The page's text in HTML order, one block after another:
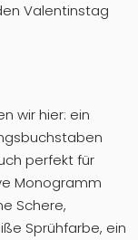
Valentinstag
wir hier: ein
perfekt für
Monogramm
Schere,
Sprühfarbe, ein